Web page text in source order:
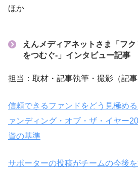
ほか
えんメディアネットさま「フ
をつむぐ-」インタビュー記事
担当：取材・記事執筆・撮影（記事
信頼できるファンドをどう見極め
ァンディング・オブ・ザ・イヤー
資の基準
サポーターの投稿がチームの今後